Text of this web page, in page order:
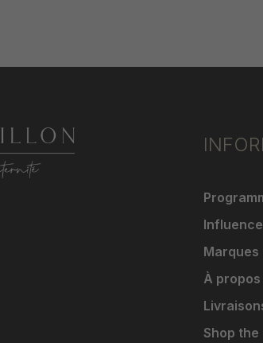
Marques
À propos
Shop the